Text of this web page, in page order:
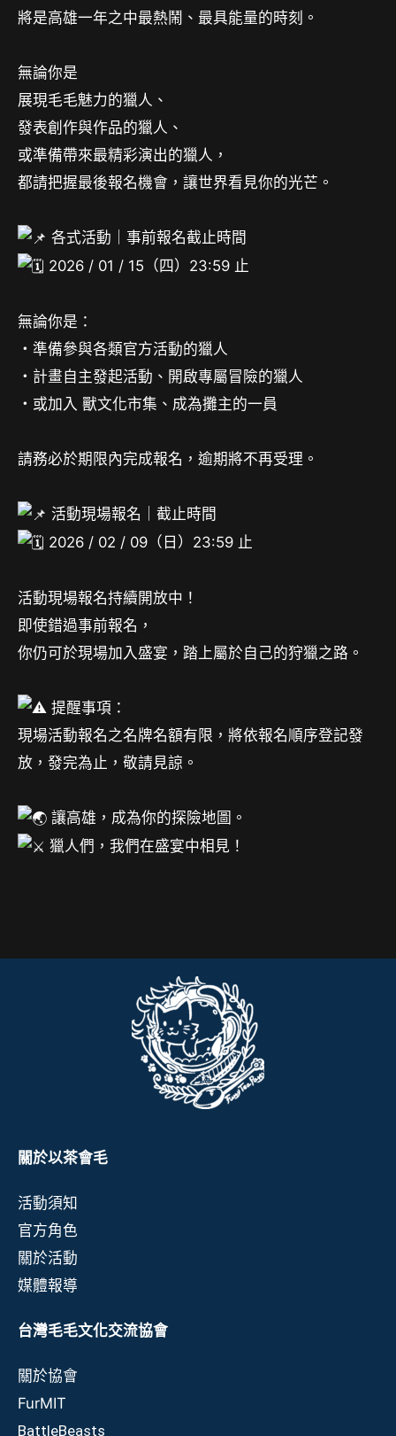
將是高雄一年之中最熱鬧、最具能量的時刻。
無論你是
展現毛毛魅力的獵人、
發表創作與作品的獵人、
或準備帶來最精彩演出的獵人，
都請把握最後報名機會，讓世界看見你的光芒。
各式活動｜事前報名截止時間
2026 / 01 / 15（四）23:59 止
無論你是：
・準備參與各類官方活動的獵人
・計畫自主發起活動、開啟專屬冒險的獵人
・或加入 獸文化市集、成為攤主的一員
請務必於期限內完成報名，逾期將不再受理。
活動現場報名｜截止時間
2026 / 02 / 09（日）23:59 止
活動現場報名持續開放中！
即使錯過事前報名，
你仍可於現場加入盛宴，踏上屬於自己的狩獵之路。
提醒事項：
現場活動報名之名牌名額有限，將依報名順序登記發
放，發完為止，敬請見諒。
讓高雄，成為你的探險地圖。
獵人們，我們在盛宴中相見！
關於以茶會毛
活動須知
官方角色
關於活動
媒體報導
台灣毛毛文化交流協會
關於協會
FurMIT
BattleBeasts